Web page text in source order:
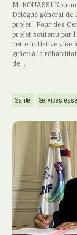
M. KOUASSI
Délégué général
projet "Pour des
projet soutenu par
cette initiative vise
grâce à la
de...
Santé Services